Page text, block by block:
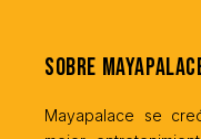
Sobre
Mayapalace se